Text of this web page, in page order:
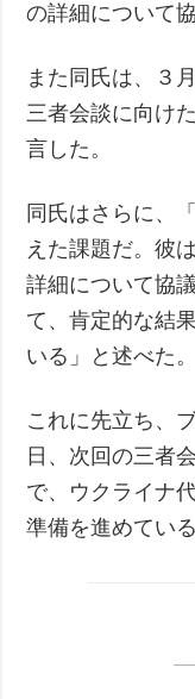
の詳細について
また同氏は、３
三者会談に向け
言した。
同氏はさらに、
えた課題だ。彼
詳細について協
て、肯定的な結
いる」と述べた。
これに先立ち、
日、次回の三者
で、ウクライナ
準備を進めてい